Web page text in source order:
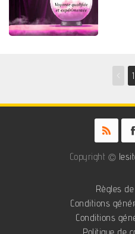
1
Copyright ©
Règles
Conditions
Conditions